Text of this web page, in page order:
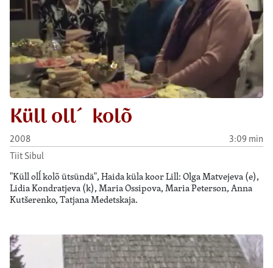
Küll oll´ kolõ
2008
3:09 min
Tiit Sibul
"Küll olĺ kolõ ütsündä", Haida küla koor Lill: Olga Matvejeva (e),
Lidia Kondratjeva (k), Maria Ossipova, Maria Peterson, Anna
Kutšerenko, Tatjana Medetskaja.